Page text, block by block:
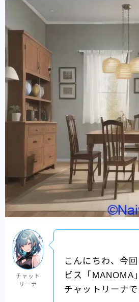
チャット
リーナ
こんにちわ、今
ビス「MANOMA
チャットリーナで